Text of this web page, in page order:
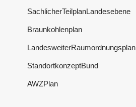
SachlicherTeilplanLandesebene
Braunkohlenplan
LandesweiterRaumordnungsplan
StandortkonzeptBund
AWZPlan